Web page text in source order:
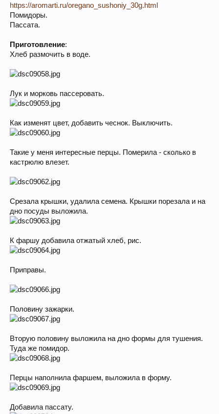
https://aromarti.ru/oregano_sushoniy_30g.html
Помидоры.
Пассата.
Приготовление:
Хлеб размочить в воде.
Лук и морковь пассеровать.
Как изменят цвет, добавить чеснок. Выключить.
Такие у меня интересные перцы. Померила - сколько в
кастрюлю влезет.
Срезала крышки, удалила семена. Крышки порезала и на
дно посуды выложила.
К фаршу добавила отжатый хлеб, рис.
Приправы.
Половину зажарки.
Вторую половину выложила на дно формы для тушения.
Туда же помидор.
Перцы наполнила фаршем, выложила в форму.
Добавила пассату.